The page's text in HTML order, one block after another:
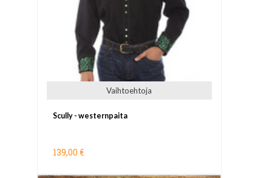
Vaihtoehtoja
Scully - westernpaita
139,00 €